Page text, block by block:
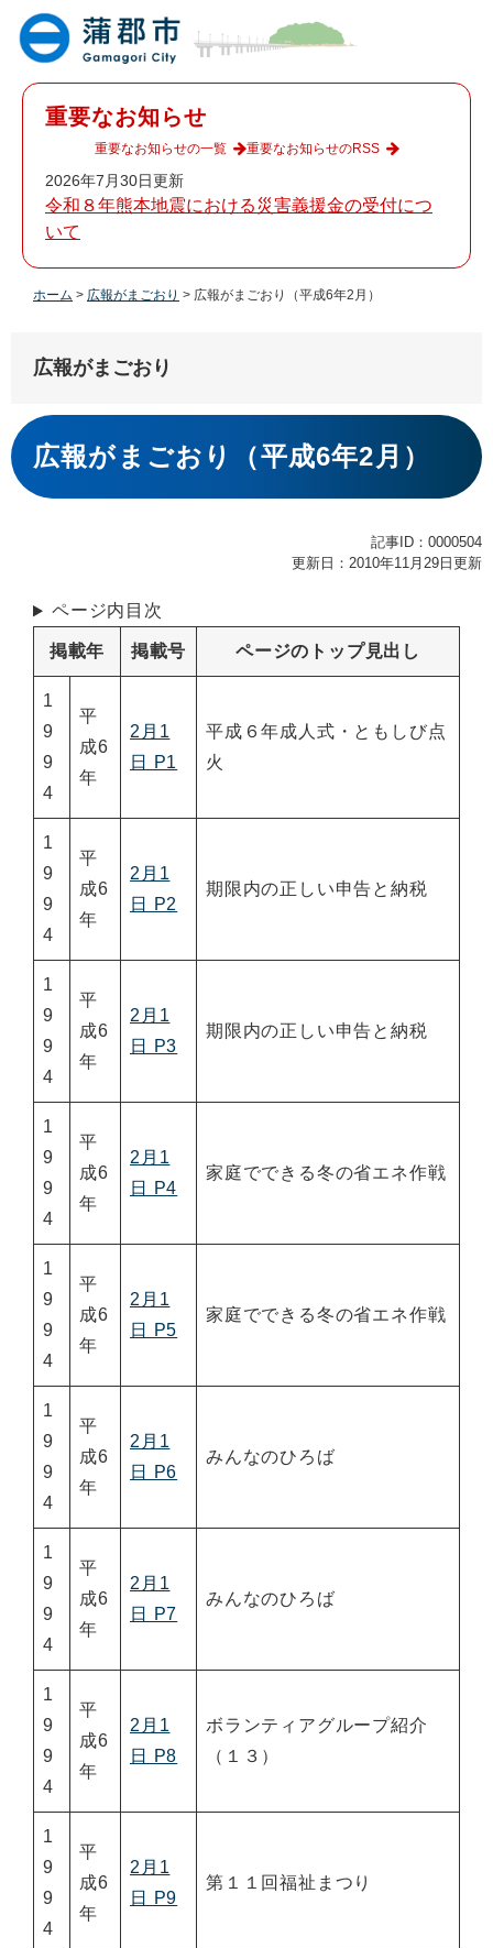
重要なお知らせ
2026年7月30日更新
令和８年熊本地震における災害義援金の受付につ
いて
重要なお知らせの一覧 重要なお知らせのRSS
ホーム > 広報がまごおり > 広報がまごおり（平成6年2月）
広報がまごおり
本
文
広報がまごおり（平成6年2月）
記事ID：0000504
更新日：2010年11月29日更新
ページ内目次
掲載年 掲載号 ページのトップ見出し
1
9
9
4
平
成6
年
2月1
日 P1
平成６年成人式・ともしび点
火
1
9
9
4
平
成6
年
2月1
日 P2
期限内の正しい申告と納税
1
9
9
4
平
成6
年
2月1
日 P3
期限内の正しい申告と納税
1
9
9
4
平
成6
年
2月1
日 P4
家庭でできる冬の省エネ作戦
1
9
9
4
平
成6
年
2月1
日 P5
家庭でできる冬の省エネ作戦
1
9
9
4
平
成6
年
2月1
日 P6
みんなのひろば
1
9
9
4
平
成6
年
2月1
日 P7
みんなのひろば
1
9
9
4
平
成6
年
2月1
日 P8
ボランティアグループ紹介
（１３）
1
9
9
4
平
成6
年
2月1
日 P9
第１１回福祉まつり